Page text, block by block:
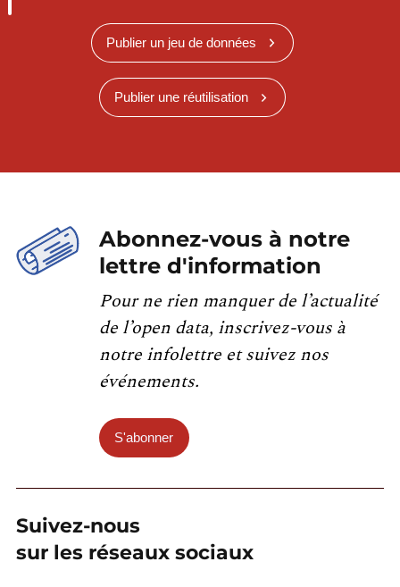
Publier un jeu de données
Publier une réutilisation
Abonnez-vous à notre
lettre d'information
Pour ne rien manquer de l’actualité
de l’open data, inscrivez-vous à
notre infolettre et suivez nos
événements.
S'abonner
Suivez-nous
sur les réseaux sociaux